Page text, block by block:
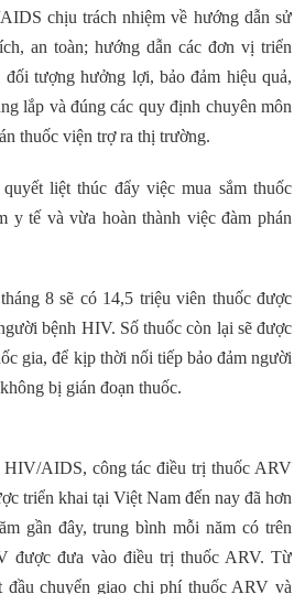
chịu trách nhiệm về hướng dẫn sử
an toàn; hướng dẫn các đơn vị triển
tượng hưởng lợi, bảo đảm hiệu quả,
lắp và đúng các quy định chuyên môn
thuốc viện trợ ra thị trường.
liệt thúc đẩy việc mua sắm thuốc
y tế và vừa hoàn thành việc đàm phán
8 sẽ có 14,5 triệu viên thuốc được
bệnh HIV. Số thuốc còn lại sẽ được
gia, để kịp thời nối tiếp bảo đảm người
bị gián đoạn thuốc.
HIV/AIDS, công tác điều trị thuốc ARV
triển khai tại Việt Nam đến nay đã hơn
gần đây, trung bình mỗi năm có trên
được đưa vào điều trị thuốc ARV. Từ
đầu chuyển giao chi phí thuốc ARV và